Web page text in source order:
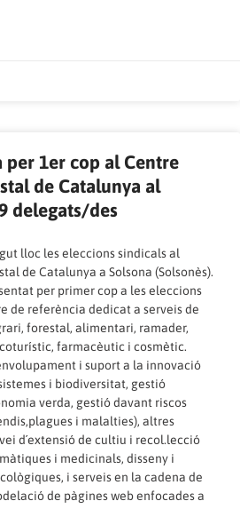
per 1er cop al Centre
de Catalunya al
delegats/des
lloc les eleccions sindicals al
de Catalunya a Solsona (Solsonès).
per primer cop a les eleccions
de referència dedicat a serveis de
forestal, alimentari, ramader,
farmacèutic i cosmètic.
i suport a la innovació
i biodiversitat, gestió
verda, gestió davant riscos
i malalties), altres
d´extensió de cultiu i recol.lecció
i medicinals, disseny i
i serveis en la cadena de
de pàgines web enfocades a